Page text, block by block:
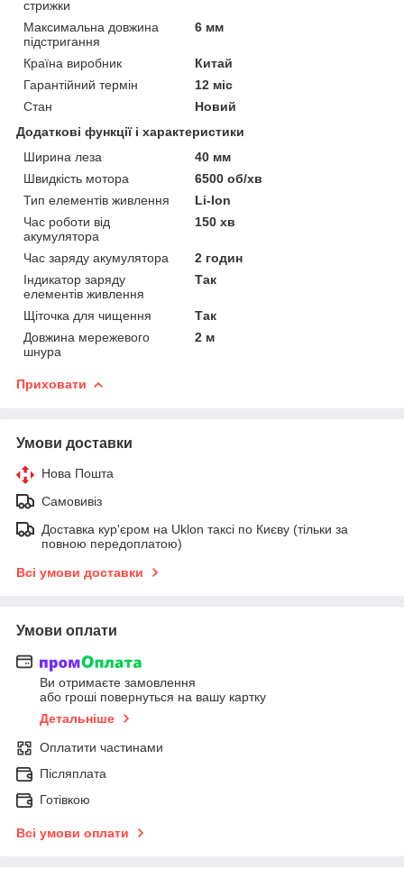
стрижки
Максимальна довжина
підстригання
6 мм
Країна виробник
Китай
Гарантійний термін
12 міс
Стан
Новий
Додаткові функції і характеристики
Ширина леза
40 мм
Швидкість мотора
6500 об/хв
Тип елементів живлення
Li-Ion
Час роботи від
акумулятора
150 хв
Час заряду акумулятора
2 годин
Індикатор заряду
елементів живлення
Так
Щіточка для чищення
Так
Довжина мережевого
шнура
2 м
Приховати
Умови доставки
Нова Пошта
Самовивіз
Доставка кур'єром на Uklon таксі по Києву (тільки за
повною передоплатою)
Всі умови доставки
Умови оплати
Ви отримаєте замовлення
або гроші повернуться на вашу картку
Детальніше
Оплатити частинами
Післяплата
Готівкою
Всі умови оплати